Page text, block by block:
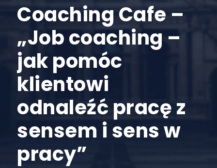
Coaching Cafe –
„Job coaching –
jak pomóc
klientowi
odnaleźć pracę z
sensem i sens w
pracy”